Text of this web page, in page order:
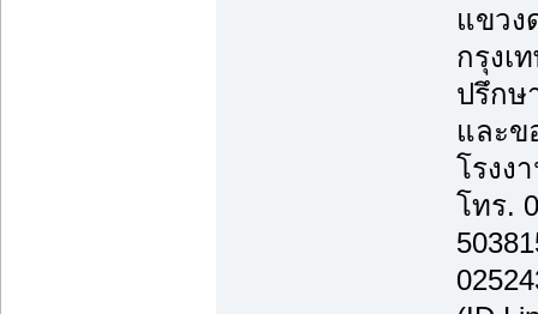
แขวง
กรุงเ
ปรึกษ
และข
โรงง
โทร.